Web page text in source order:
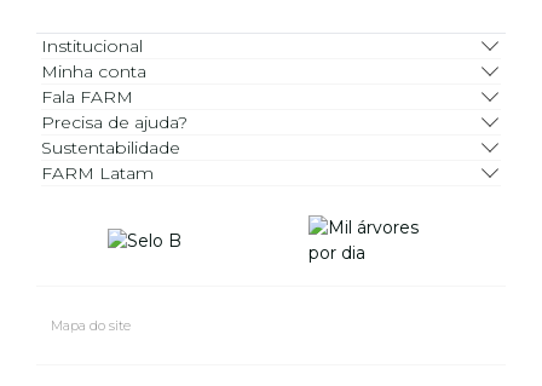
Institucional
Minha conta
Fala FARM
Precisa de ajuda?
Sustentabilidade
FARM Latam
Mapa do site